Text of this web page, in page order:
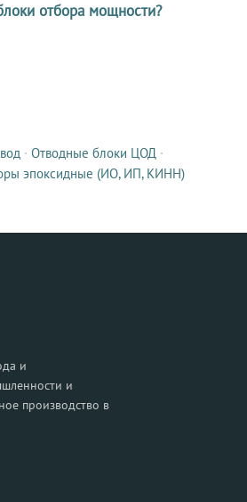
отбора мощности?
· Отводные блоки ЦОД ·
эпоксидные (ИО, ИП, КИНН)
и
и
производство в